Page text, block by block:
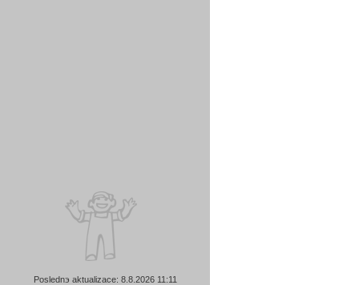
Poslednэ aktualizace: 8.8.2026 11:11